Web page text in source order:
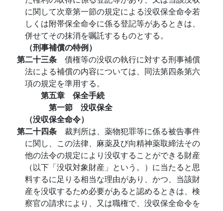
に関して次章第一節の規定による没収保全命令若
しくは附帯保全命令に係る登記等があるときは、
併せてその抹消を嘱託するものとする。
（刑事補償の特例）
第二十三条 債権等の没収の執行に対する刑事補償
法による補償の内容については、同法第四条第六
項の規定を準用する。
第五章 保全手続
第一節 没収保全
（没収保全命令）
第二十四条 裁判所は、薬物犯罪等に係る被告事件
に関し、この法律、麻薬及び向精神薬取締法その
他の法令の規定により没収することができる財産
（以下「没収対象財産」という。）に当たると思
料するに足りる相当な理由があり、かつ、当該財
産を没収するため必要があると認めるときは、検
察官の請求により、又は職権で、没収保全命令を